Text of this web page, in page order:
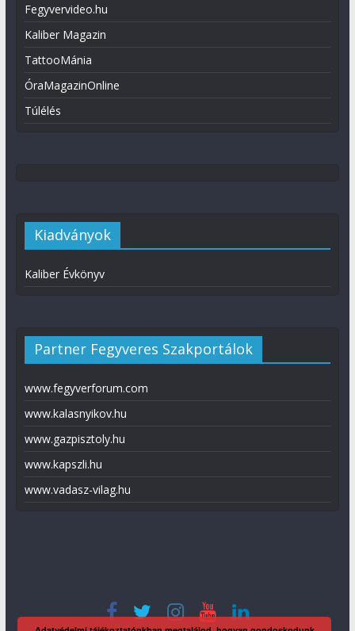
Fegyvervideo.hu
Kaliber Magazin
TattooMánia
ÓraMagazinOnline
Túlélés
Kiadványok
Kaliber Évkönyv
Partner Fegyveres Szakportálok
www.fegyverforum.com
www.kalasnyikov.hu
www.gazpisztoly.hu
www.kapszli.hu
www.vadasz-vilag.hu